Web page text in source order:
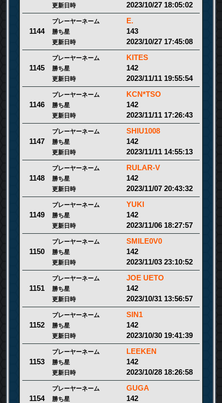
更新日時 2023/10/27 18:05:02
1144
プレーヤーネーム E.
勝ち星 143
更新日時 2023/10/27 17:45:08
1145
プレーヤーネーム KITES
勝ち星 142
更新日時 2023/11/11 19:55:54
1146
プレーヤーネーム KCN*TSO
勝ち星 142
更新日時 2023/11/11 17:26:43
1147
プレーヤーネーム SHIU1008
勝ち星 142
更新日時 2023/11/11 14:55:13
1148
プレーヤーネーム RULAR-V
勝ち星 142
更新日時 2023/11/07 20:43:32
1149
プレーヤーネーム YUKI
勝ち星 142
更新日時 2023/11/06 18:27:57
1150
プレーヤーネーム SMILE0V0
勝ち星 142
更新日時 2023/11/03 23:10:52
1151
プレーヤーネーム JOE UETO
勝ち星 142
更新日時 2023/10/31 13:56:57
1152
プレーヤーネーム SIN1
勝ち星 142
更新日時 2023/10/30 19:41:39
1153
プレーヤーネーム LEEKEN
勝ち星 142
更新日時 2023/10/28 18:26:58
1154
プレーヤーネーム GUGA
勝ち星 142